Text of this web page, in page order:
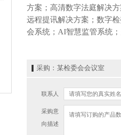
方案；高清数字法庭解决
远程提讯解决方案；数字
会系统；AI智慧监管系统
采购：某检委会会议室
联系人
采购意
向描述